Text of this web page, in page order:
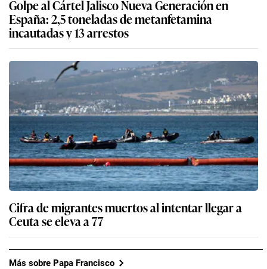
Golpe al Cártel Jalisco Nueva Generación en
España: 2,5 toneladas de metanfetamina
incautadas y 13 arrestos
Cifra de migrantes muertos al intentar llegar a
Ceuta se eleva a 77
Más sobre Papa Francisco